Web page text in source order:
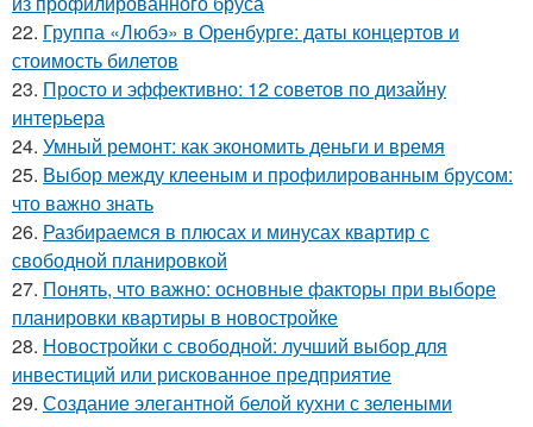
22. Группа «Любэ» в Оренбурге: даты концертов и
стоимость билетов
23. Просто и эффективно: 12 советов по дизайну
интерьера
24. Умный ремонт: как экономить деньги и время
25. Выбор между клееным и профилированным брусом:
что важно знать
26. Разбираемся в плюсах и минусах квартир с
свободной планировкой
27. Понять, что важно: основные факторы при выборе
планировки квартиры в новостройке
28. Новостройки с свободной: лучший выбор для
инвестиций или рискованное предприятие
29. Создание элегантной белой кухни с зелеными